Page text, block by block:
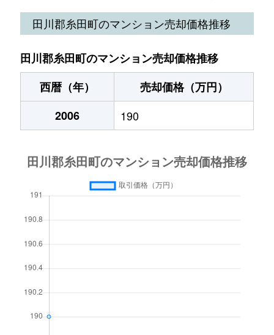
田川郡糸田町のマンション売却価格推移
田川郡糸田町のマンション売却価格推移
西暦（年）
売却価格（万円）
2006
190